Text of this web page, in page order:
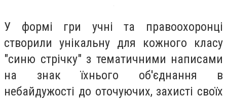
У формі гри учні та правоохоронці
створили унікальну для кожного класу
"синю стрічку" з тематичними написами
на знак їхнього об'єднання в
небайдужості до оточуючих, захисті своїх